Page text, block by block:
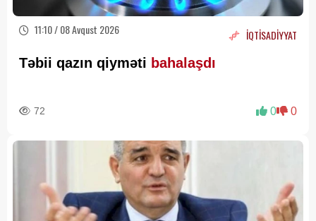
11:10 / 08 Avqust 2026 İQTİSADİYYAT
Təbii qazın qiyməti bahalaşdı
72 0 0